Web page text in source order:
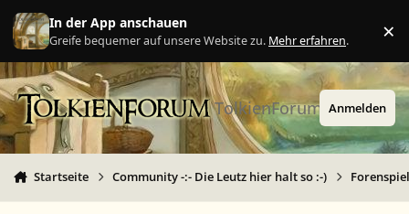
Zu Inhalt springen
In der App anschauen
Greife bequemer auf unsere Website zu. Mehr erfahren. ×
TolkienForum Anmelden
Startseite Community -:- Die Leutz hier halt so :-)